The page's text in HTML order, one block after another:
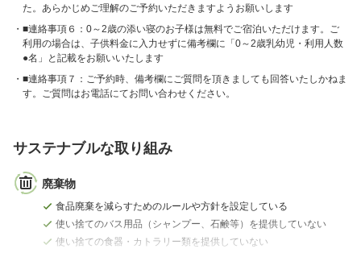
た。あらかじめご理解のご予約いただきますようお願いします
■連絡事項６：0～2歳の添い寝のお子様は無料でご宿泊いただけます。ご
利用の場合は、子供料金に入力せずに備考欄に「0～2歳乳幼児・利用人数
●名」と記載をお願いいたします
■連絡事項７：ご予約時、備考欄にご質問を頂きましても回答いたしかねま
す。ご質問はお電話にてお問い合わせください。
サステナブルな取り組み
廃棄物
食品廃棄を減らすためのルールや方針を設定している
使い捨てのバス用品（シャンプー、石鹸等）を提供していない
使い捨ての食器・カトラリー類を提供していない